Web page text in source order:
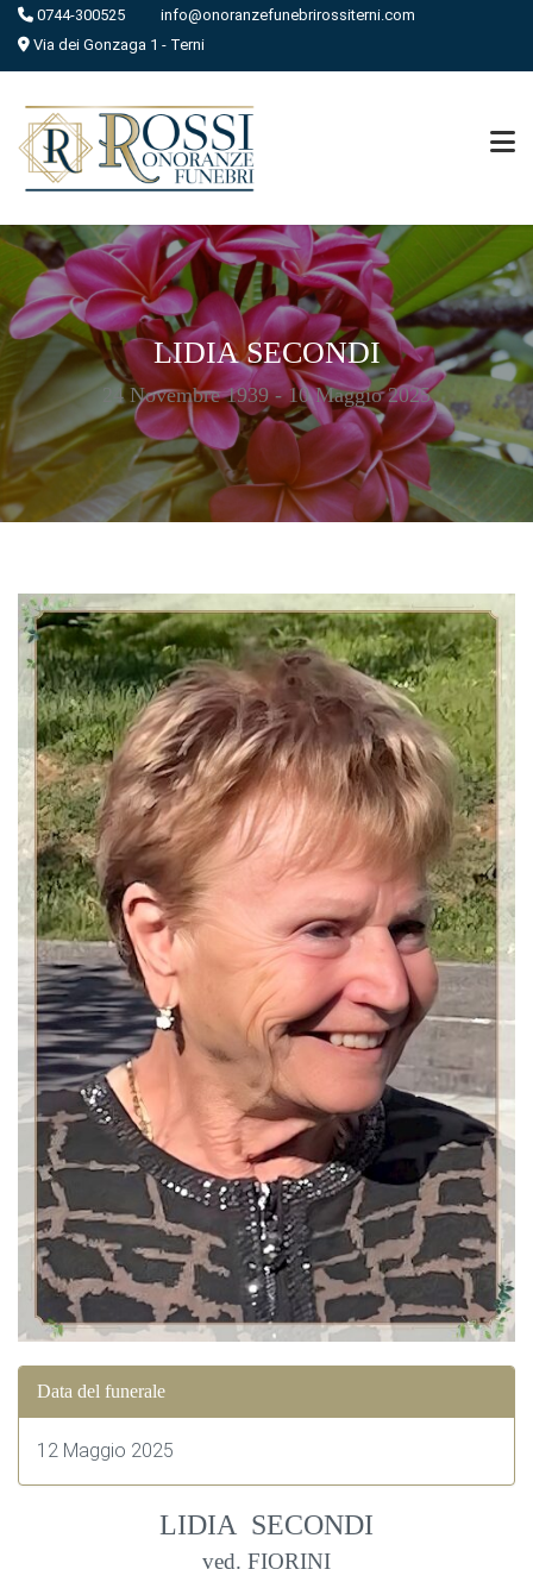
0744-300525
info@onoranzefunebrirossiterni.com
Via dei Gonzaga 1 - Terni
LIDIA SECONDI
24 Novembre 1939 - 10 Maggio 2025
Data del funerale
12 Maggio 2025
LIDIA SECONDI
ved. FIORINI